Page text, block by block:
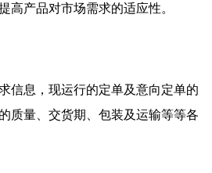
高产品对市场需求的适应性。
信息，现运行的定单及意向定单的
质量、交货期、包装及运输等等各